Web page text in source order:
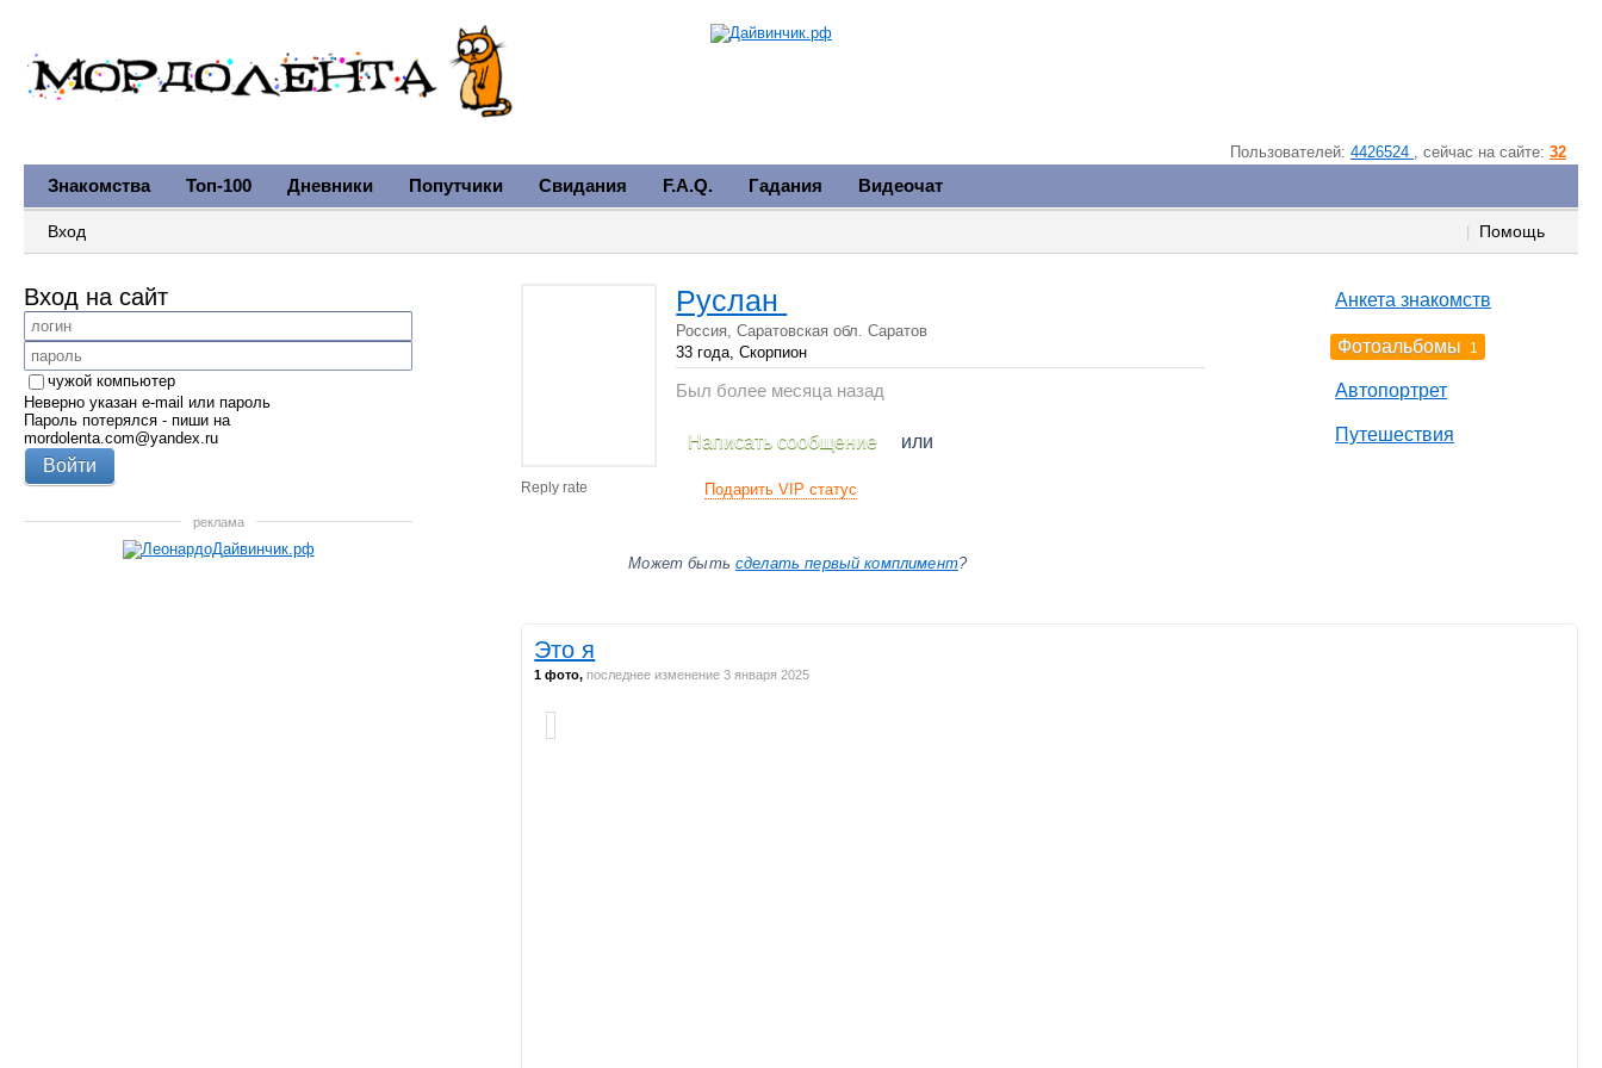
Пользователей: 4426524 , cейчас на сайте: 32
Знакомства Топ-100 Дневники Попутчики Свидания F.A.Q. Гадания Видеочат
Помощь
Вход
Анкета знакомств
Фотоальбомы 1
Автопортрет
Путешествия
Reply rate
Руслан
Россия, Саратовская обл. Саратов
33 года, Скорпион
Был более месяца назад
Написать сообщение или
Подарить VIP статус
Может быть сделать первый комплимент?
Это я
1 фото, последнее изменение 3 января 2025
Вход на сайт
чужой компьютер
Неверно указан e-mail или пароль
Пароль потерялся - пиши на
mordolenta.com@yandex.ru
реклама